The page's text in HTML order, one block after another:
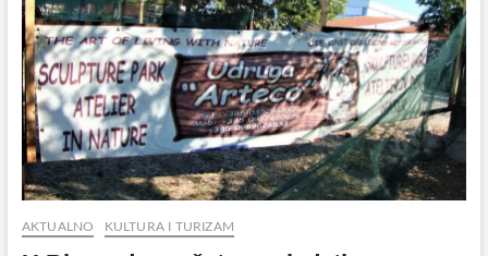
AKTUALNO KULTURA I TURIZAM